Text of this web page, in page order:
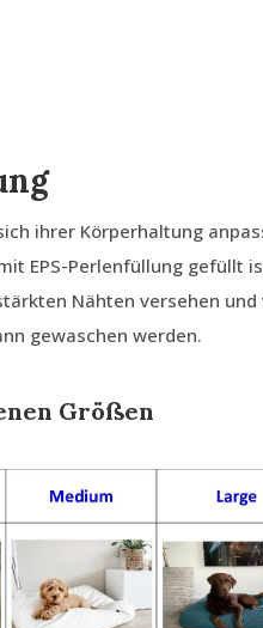
ihrer Körperhaltung
EPS-Perlenfüllung gefüllt
Nähten versehen
gewaschen werden.
Größen